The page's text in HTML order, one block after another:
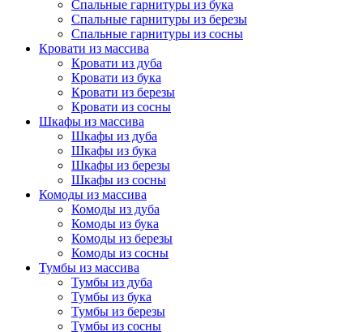
Спальные гарнитуры из бука
Спальные гарнитуры из березы
Спальные гарнитуры из сосны
Кровати из массива
Кровати из дуба
Кровати из бука
Кровати из березы
Кровати из сосны
Шкафы из массива
Шкафы из дуба
Шкафы из бука
Шкафы из березы
Шкафы из сосны
Комоды из массива
Комоды из дуба
Комоды из бука
Комоды из березы
Комоды из сосны
Тумбы из массива
Тумбы из дуба
Тумбы из бука
Тумбы из березы
Тумбы из сосны